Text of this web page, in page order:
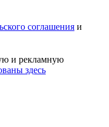
соглашения и
и рекламную
здесь